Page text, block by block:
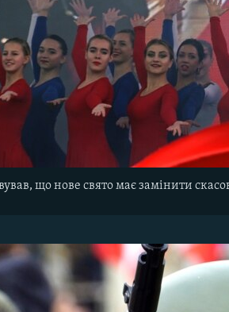
що нове свято має замінити